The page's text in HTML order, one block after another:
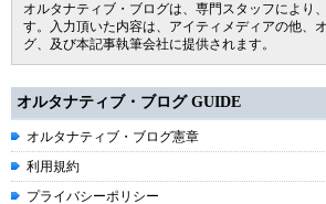
オルタナティブ・ブログは、専門スタッフにより
す。入力頂いた内容は、アイティメディアの他、
グ、及び本記事執筆会社に提供されます。
オルタナティブ・ブログ GUIDE
オルタナティブ・ブログ憲章
利用規約
プライバシーポリシー